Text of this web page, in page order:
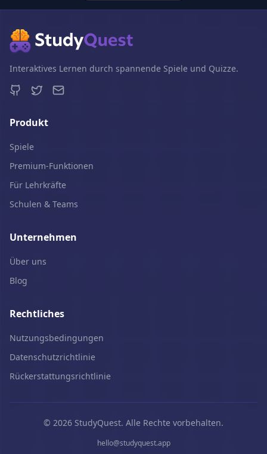
Interaktives Lernen durch spannende Spiele und Quizze.
Produkt
Spiele
Premium-Funktionen
Für Lehrkräfte
Schulen & Teams
Unternehmen
Über uns
Blog
Rechtliches
Nutzungsbedingungen
Datenschutzrichtlinie
Rückerstattungsrichtlinie
© 2026 StudyQuest. Alle Rechte vorbehalten.
hello@studyquest.app